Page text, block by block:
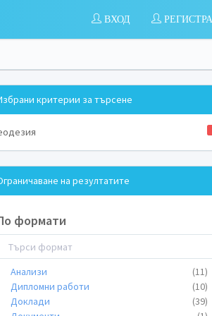
ВХОД
критерии за търсене
на резултатите
формати
Анализи
(11)
Дипломни работи
(10)
Доклади
(39)